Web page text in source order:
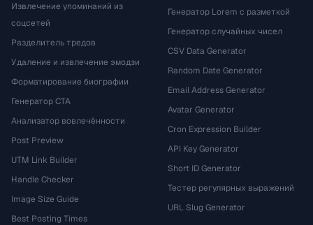
Извлечение упоминаний из
соцсетей
Разделитель тредов
Удаление и извлечение эмодзи
Форматирование биографии
Генератор CTA
Анализатор вовлечённости
Post Preview
UTM Link Builder
Handle Checker
Image Size Guide
Best Posting Times
Генератор Lorem с разметкой
Генератор случайных чисел
CSV Data Generator
Random Date Generator
Email Address Generator
Avatar Generator
Cron Expression Builder
API Key Generator
Short ID Generator
Тестер регулярных выражений
URL Slug Generator